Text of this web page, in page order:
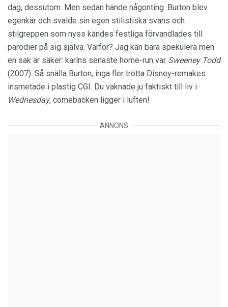
dag, dessutom. Men sedan hände någonting. Burton blev
egenkär och svalde sin egen stilistiska svans och
stilgreppen som nyss kändes festliga förvandlades till
parodier på sig själva. Varför? Jag kan bara spekulera men
en sak är säker: karlns senaste home-run var Sweeney Todd
(2007). Så snälla Burton, inga fler trötta Disney-remakes
insmetade i plastig CGI. Du vaknade ju faktiskt till liv i
Wednesday, comebacken ligger i luften!
ANNONS